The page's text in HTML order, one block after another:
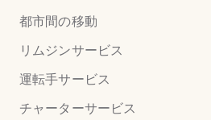
都市間の移動
リムジンサービス
運転手サービス
チャーターサービス